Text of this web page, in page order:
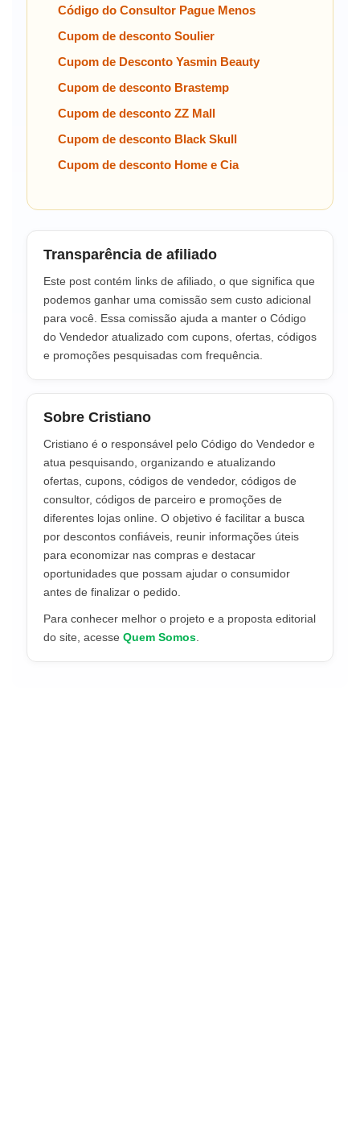
Código do Consultor Pague Menos
Cupom de desconto Soulier
Cupom de Desconto Yasmin Beauty
Cupom de desconto Brastemp
Cupom de desconto ZZ Mall
Cupom de desconto Black Skull
Cupom de desconto Home e Cia
Transparência de afiliado
Este post contém links de afiliado, o que significa que
podemos ganhar uma comissão sem custo adicional
para você. Essa comissão ajuda a manter o Código
do Vendedor atualizado com cupons, ofertas, códigos
e promoções pesquisadas com frequência.
Sobre Cristiano
Cristiano é o responsável pelo Código do Vendedor e
atua pesquisando, organizando e atualizando
ofertas, cupons, códigos de vendedor, códigos de
consultor, códigos de parceiro e promoções de
diferentes lojas online. O objetivo é facilitar a busca
por descontos confiáveis, reunir informações úteis
para economizar nas compras e destacar
oportunidades que possam ajudar o consumidor
antes de finalizar o pedido.
Para conhecer melhor o projeto e a proposta editorial
do site, acesse Quem Somos